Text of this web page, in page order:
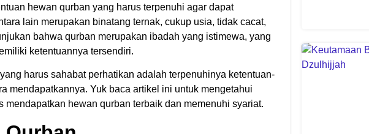
hewan qurban yang harus terpenuhi agar dapat
lain merupakan binatang ternak, cukup usia, tidak cacat,
bahwa qurban merupakan ibadah yang istimewa, yang
ketentuannya tersendiri.
harus sahabat perhatikan adalah terpenuhinya ketentuan-
mendapatkannya. Yuk baca artikel ini untuk mengetahui
mendapatkan hewan qurban terbaik dan memenuhi syariat.